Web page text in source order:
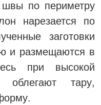
по периметру
нарезается по
заготовки
и размещаются в
при высокой
облегают тару,